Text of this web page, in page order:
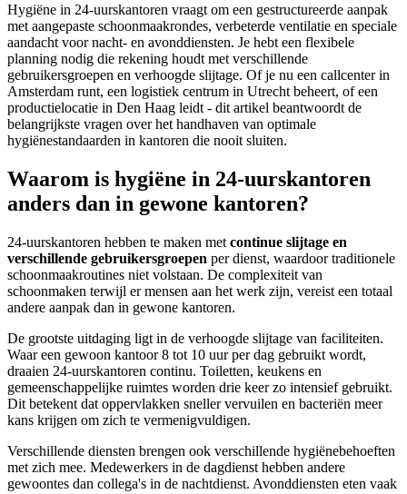
Hygiëne in 24-uurskantoren vraagt om een gestructureerde aanpak
met aangepaste schoonmaakrondes, verbeterde ventilatie en speciale
aandacht voor nacht- en avonddiensten. Je hebt een flexibele
planning nodig die rekening houdt met verschillende
gebruikersgroepen en verhoogde slijtage. Of je nu een callcenter in
Amsterdam runt, een logistiek centrum in Utrecht beheert, of een
productielocatie in Den Haag leidt - dit artikel beantwoordt de
belangrijkste vragen over het handhaven van optimale
hygiënestandaarden in kantoren die nooit sluiten.
Waarom is hygiëne in 24-uurskantoren
anders dan in gewone kantoren?
24-uurskantoren hebben te maken met continue slijtage en
verschillende gebruikersgroepen per dienst, waardoor traditionele
schoonmaakroutines niet volstaan. De complexiteit van
schoonmaken terwijl er mensen aan het werk zijn, vereist een totaal
andere aanpak dan in gewone kantoren.
De grootste uitdaging ligt in de verhoogde slijtage van faciliteiten.
Waar een gewoon kantoor 8 tot 10 uur per dag gebruikt wordt,
draaien 24-uurskantoren continu. Toiletten, keukens en
gemeenschappelijke ruimtes worden drie keer zo intensief gebruikt.
Dit betekent dat oppervlakken sneller vervuilen en bacteriën meer
kans krijgen om zich te vermenigvuldigen.
Verschillende diensten brengen ook verschillende hygiënebehoeften
met zich mee. Medewerkers in de dagdienst hebben andere
gewoontes dan collega's in de nachtdienst. Avonddiensten eten vaak